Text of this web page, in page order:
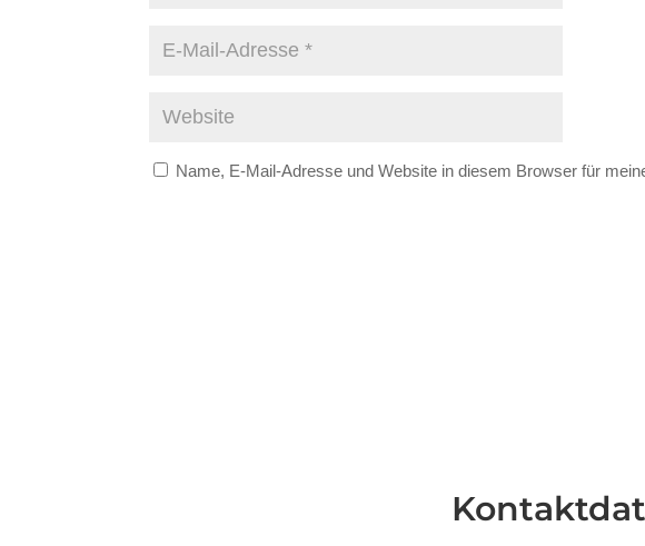
Name, E-Mail-Adresse und Website in diesem Browser für